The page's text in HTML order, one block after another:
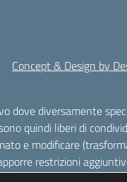
Concept & Design by
dove diversamente
quindi liberi di
e modificare
restrizioni